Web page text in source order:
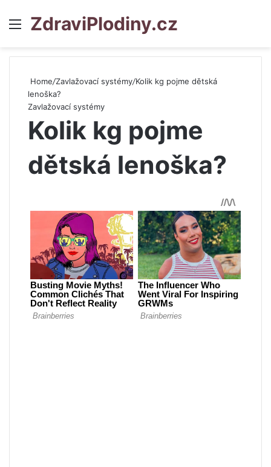
Menu
ZdraviPlodiny.cz
Home/Zavlažovací systémy/Kolik kg pojme dětská
lenoška?
Zavlažovací systémy
Kolik kg pojme
dětská lenoška?